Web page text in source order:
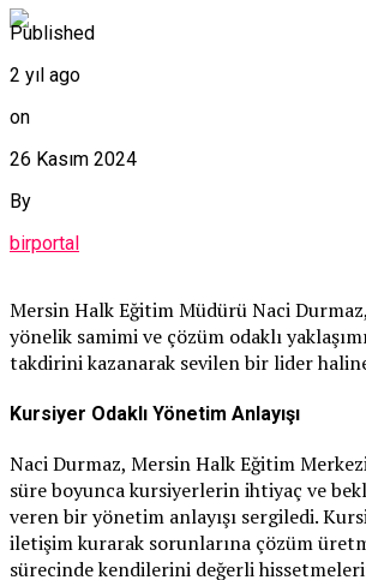
Published
2 yıl ago
on
26 Kasım 2024
By
birportal
Mersin Halk Eğitim Müdürü Naci
yönelik samimi ve çözüm odaklı
takdirini kazanarak sevilen bir lider
Kursiyer Odaklı Yönetim Anlayışı
Naci Durmaz, Mersin Halk Eğitim
süre boyunca kursiyerlerin ihtiyaç ve
veren bir yönetim anlayışı sergiledi.
iletişim kurarak sorunlarına çözüm
sürecinde kendilerini değerli